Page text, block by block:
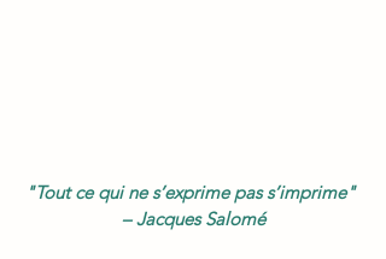
"Tout ce qui ne s’exprime pas s’imprime"
– Jacques Salomé